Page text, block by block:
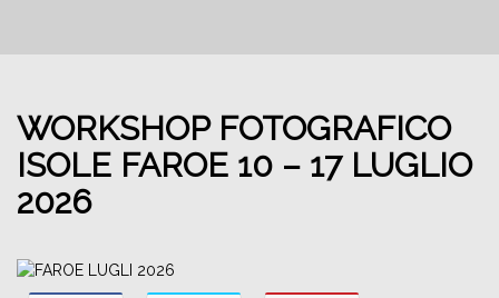
WORKSHOP FOTOGRAFICO
ISOLE FAROE 10 – 17 LUGLIO
2026